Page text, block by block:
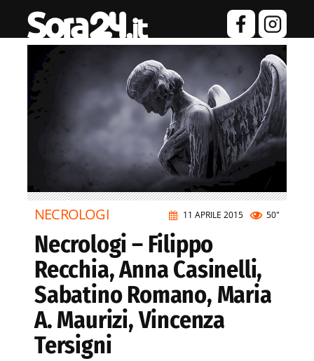
11 APRILE 2015 50"
NECROLOGI
Necrologi – Filippo
Recchia, Anna Casinelli,
Sabatino Romano, Maria
A. Maurizi, Vincenza
Tersigni